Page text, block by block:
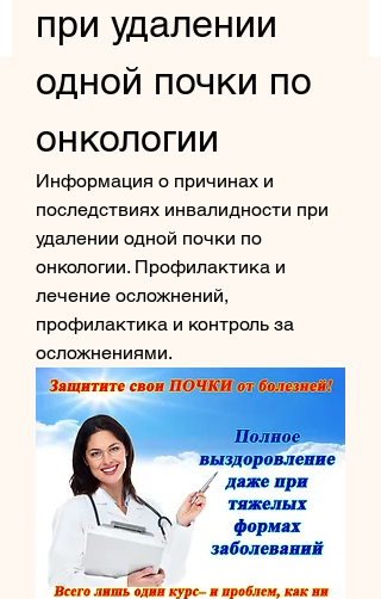
при удалении
одной почки по
онкологии
Информация о причинах и
последствиях инвалидности при
удалении одной почки по
онкологии. Профилактика и
лечение осложнений,
профилактика и контроль за
осложнениями.